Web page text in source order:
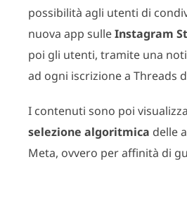
possibilità agli utenti di
nuova app sulleInstagram
poi gli utenti, tramite una
ad ogni iscrizione a Threads
I contenuti sono poi
selezione algoritmica delle
Meta, ovvero per affinità di